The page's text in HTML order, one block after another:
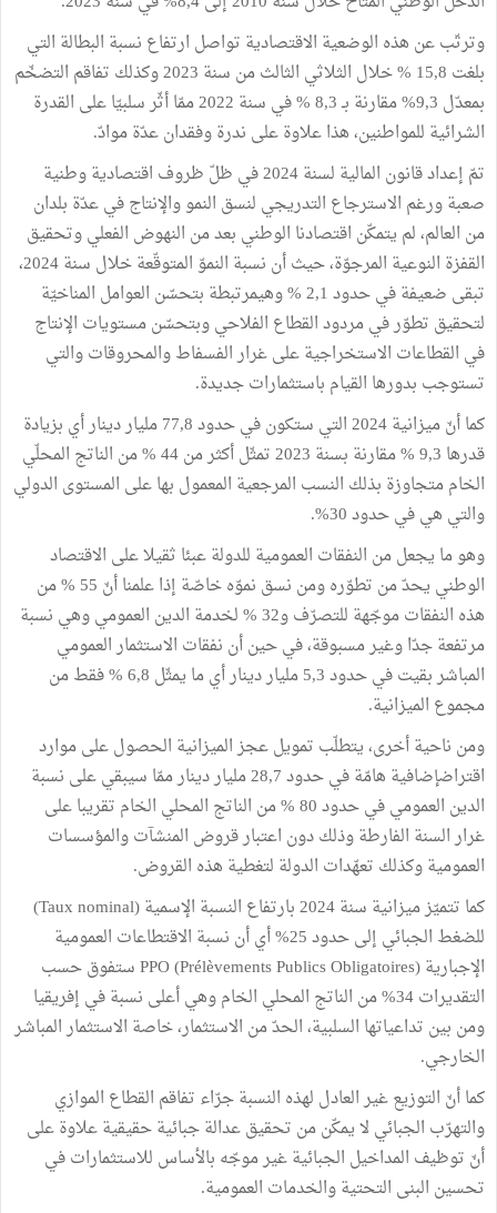
وترتّب عن هذه الوضعية الاقتصادية تواصل ارتفاع نسبة البطالة التي
بلغت 15,8 % خلال الثلاثي الثالث من سنة 2023 وكذلك تفاقم التضخّم
بمعدّل 9,3% مقارنة بـ 8,3 % في سنة 2022 ممّا أثّر سلبيّا على القدرة
الشرائية للمواطنين، هذا علاوة على ندرة وفقدان عدّة موادّ.
تمّ إعداد قانون المالية لسنة 2024 في ظلّ ظروف اقتصادية وطنية
صعبة ورغم الاسترجاع التدريجي لنسق النمو والإنتاج في عدّة بلدان
من العالم، لم يتمكّن اقتصادنا الوطني بعد من النهوض الفعلي وتحقيق
القفزة النوعية المرجوّة، حيث أن نسبة النموّ المتوقّعة خلال سنة 2024،
تبقى ضعيفة في حدود 2,1 % وهيمرتبطة بتحسّن العوامل المناخيّة
لتحقيق تطوّر في مردود القطاع الفلاحي وبتحسّن مستويات الإنتاج
في القطاعات الاستخراجية على غرار الفسفاط والمحروقات والتي
تستوجب بدورها القيام باستثمارات جديدة.
كما أنّ ميزانية 2024 التي ستكون في حدود 77,8 مليار دينار أي بزيادة
قدرها 9,3 % مقارنة بسنة 2023 تمثّل أكثر من 44 % من الناتج المحلّي
الخام متجاوزة بذلك النسب المرجعية المعمول بها على المستوى الدولي
والتي هي في حدود 30%.
وهو ما يجعل من النفقات العمومية للدولة عبئا ثقيلا على الاقتصاد
الوطني يحدّ من تطوّره ومن نسق نموّه خاصّة إذا علمنا أنّ 55 % من
هذه النفقات موجّهة للتصرّف و32 % لخدمة الدين العمومي وهي نسبة
مرتفعة جدّا وغير مسبوقة، في حين أن نفقات الاستثمار العمومي
المباشر بقيت في حدود 5,3 مليار دينار أي ما يمثّل 6,8 % فقط من
مجموع الميزانية.
ومن ناحية أخرى، يتطلّب تمويل عجز الميزانية الحصول على موارد
اقتراضإضافية هامّة في حدود 28,7 مليار دينار ممّا سيبقي على نسبة
الدين العمومي في حدود 80 % من الناتج المحلي الخام تقريبا على
غرار السنة الفارطة وذلك دون اعتبار قروض المنشآت والمؤسسات
العمومية وكذلك تعهّدات الدولة لتغطية هذه القروض.
كما تتميّز ميزانية سنة 2024 بارتفاع النسبة الإسمية (Taux nominal)
للضغط الجبائي إلى حدود 25% أي أن نسبة الاقتطاعات العمومية
الإجبارية PPO (Prélèvements Publics Obligatoires) ستفوق حسب
التقديرات 34% من الناتج المحلي الخام وهي أعلى نسبة في إفريقيا
ومن بين تداعياتها السلبية، الحدّ من الاستثمار، خاصة الاستثمار المباشر
الخارجي.
كما أنّ التوزيع غير العادل لهذه النسبة جرّاء تفاقم القطاع الموازي
والتهرّب الجبائي لا يمكّن من تحقيق عدالة جبائية حقيقية علاوة على
أنّ توظيف المداخيل الجبائية غير موجّه بالأساس للاستثمارات في
تحسين البنى التحتية والخدمات العمومية.